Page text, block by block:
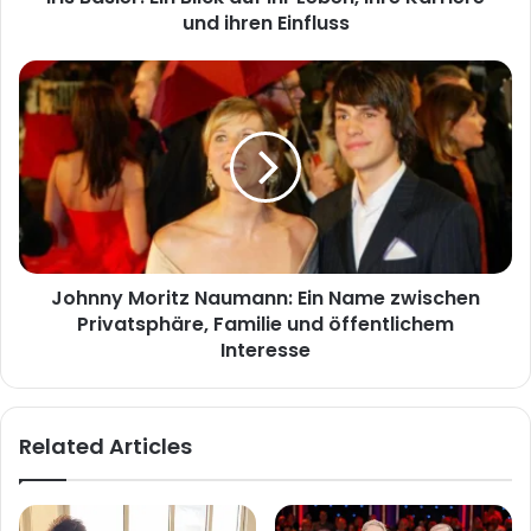
und ihren Einfluss
Johnny
Moritz
Naumann:
Ein
Name
zwischen
Privatsphäre,
Familie
und
öffentlichem
Interesse
Johnny Moritz Naumann: Ein Name zwischen
Privatsphäre, Familie und öffentlichem
Interesse
Related Articles